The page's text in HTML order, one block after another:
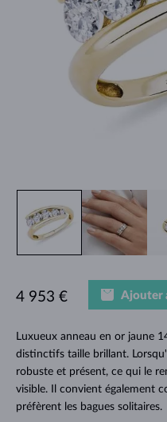
Luxueux anneau en or jaune
distinctifs taille brillant.
robuste et présent, ce qui le
visible. Il convient également
préfèrent les bagues solitaires.
4 953 € Ajouter